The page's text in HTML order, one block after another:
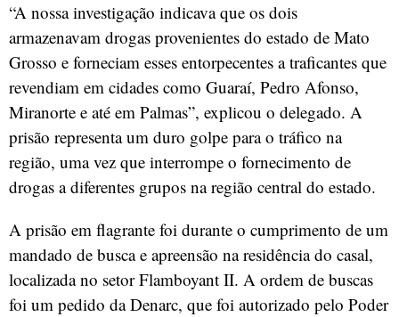
“A nossa investigação indicava que os dois
armazenavam drogas provenientes do estado de Mato
Grosso e forneciam esses entorpecentes a traficantes que
revendiam em cidades como Guaraí, Pedro Afonso,
Miranorte e até em Palmas”, explicou o delegado. A
prisão representa um duro golpe para o tráfico na
região, uma vez que interrompe o fornecimento de
drogas a diferentes grupos na região central do estado.
A prisão em flagrante foi durante o cumprimento de um
mandado de busca e apreensão na residência do casal,
localizada no setor Flamboyant II. A ordem de buscas
foi um pedido da Denarc, que foi autorizado pelo Poder